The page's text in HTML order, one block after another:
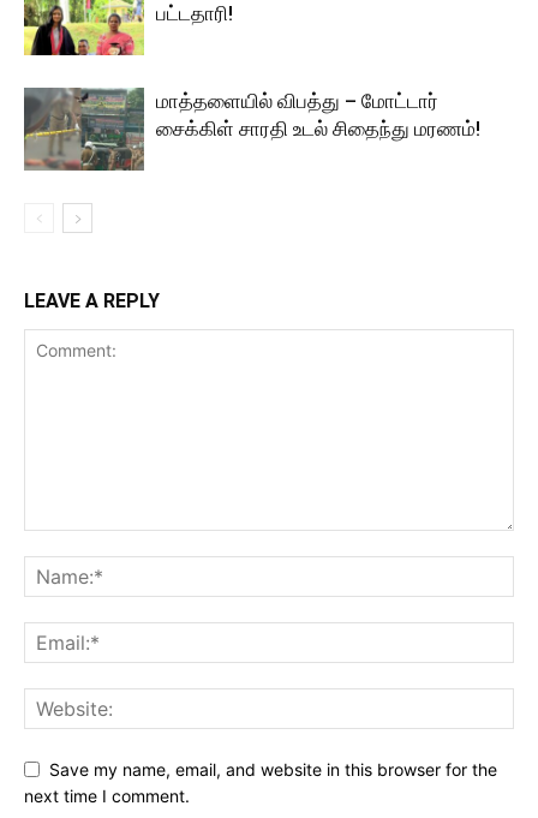
பட்டதாரி!
மாத்தளையில் விபத்து – மோட்டார்
சைக்கிள் சாரதி உடல் சிதைந்து மரணம்!
LEAVE A REPLY
Save my name, email, and website in this browser for the
next time I comment.